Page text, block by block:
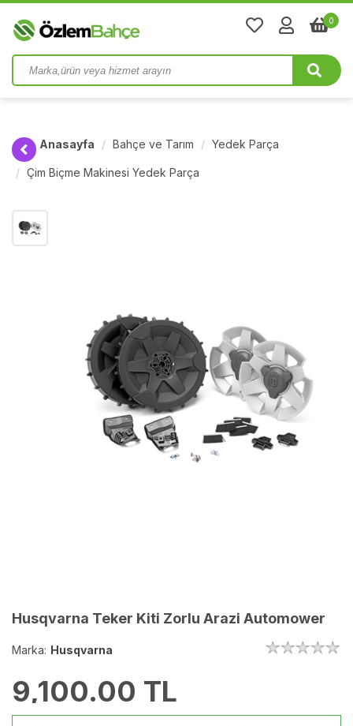
0
Anasayfa Bahçe ve Tarım Yedek Parça
Çim Biçme Makinesi Yedek Parça
Husqvarna Teker Kiti Zorlu Arazi Automower
Marka: Husqvarna
9,100.00 TL